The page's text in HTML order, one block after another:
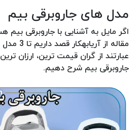
مدل های جاروبرقی بیم
اگر مایل به آشنایی با جاروبرقی بیم
مقاله از
عبارتند از گران قیمت ترین، ارزان
جاروبرقی بیم شرح دهیم.